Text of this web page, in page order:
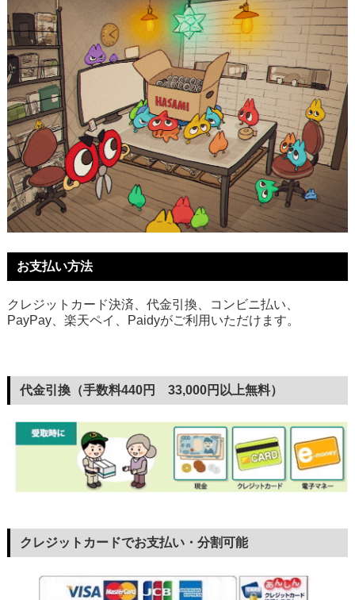
お支払い方法
クレジットカード決済、代金引換、コンビニ払い、
PayPay、楽天ペイ、Paidyがご利用いただけます。
代金引換（手数料440円 33,000円以上無料）
クレジットカードでお支払い・分割可能